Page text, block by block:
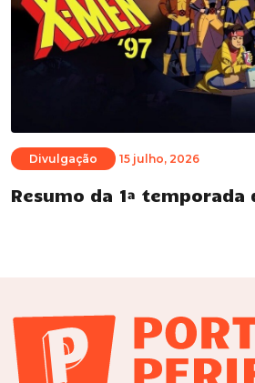
Divulgação 15 julho, 2026
Resumo da 1ª temporada